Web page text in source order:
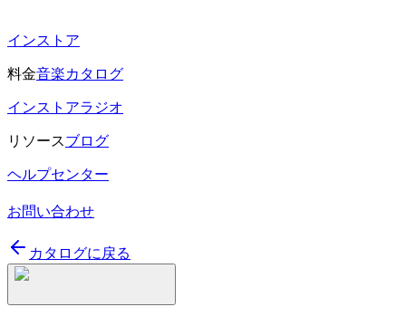
インストア
料金音楽カタログ
インストアラジオ
リソースブログ
ヘルプセンター
お問い合わせ
カタログに戻る